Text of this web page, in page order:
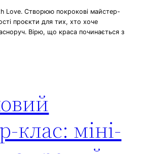
Love. Створюю покрокові майстер-
проєкти для тих, хто хоче
Вірю, що краса починається з
клас: міні-